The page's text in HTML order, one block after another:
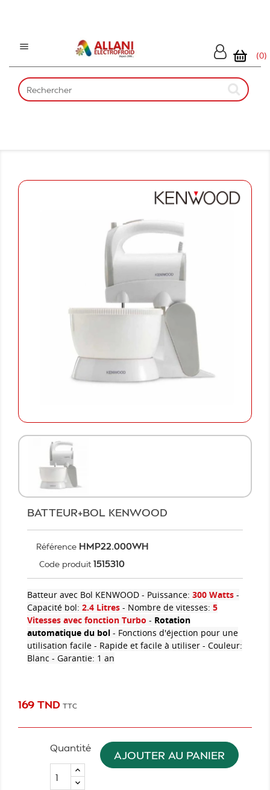

(0)
BATTEUR+BOL KENWOOD
Référence HMP22.000WH
Code produit 1515310
Batteur avec Bol KENWOOD - Puissance: 300 Watts -
Capacité bol: 2.4 Litres - Nombre de vitesses: 5
Vitesses avec fonction Turbo - Rotation
automatique du bol - Fonctions d'éjection pour une
utilisation facile - Rapide et facile à utiliser - Couleur:
Blanc - Garantie: 1 an
169 TND TTC
Quantité
AJOUTER AU PANIER